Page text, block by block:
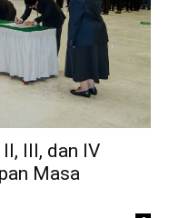
III, dan IV
Masa